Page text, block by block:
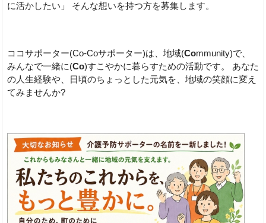
に活かしたい」 そんな想いを持つ方を募集します。
ココサポーター(Co-Coサポーター)は、地域(Community)で、
みんなで一緒に(Co)すこやかに暮らすための活動です。 あなた
の人生経験や、日頃のちょっとした元気を、地域の笑顔に変え
てみませんか?